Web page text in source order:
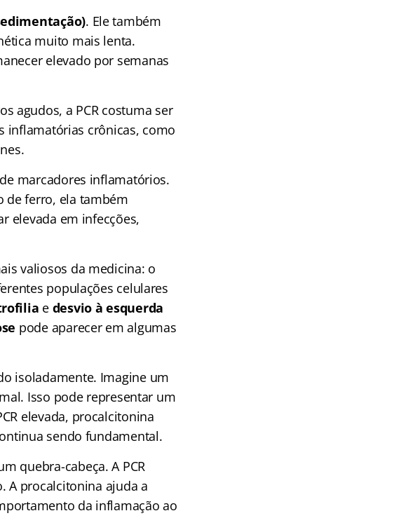
. Ele também
muito mais lenta.
elevado por semanas
agudos, a PCR costuma ser
inflamatórias crônicas, como
marcadores inflamatórios.
de ferro, ela também
elevada em infecções,
valiosos da medicina: o
populações celulares
e desvio à esquerda
pode aparecer em algumas
isoladamente. Imagine um
Isso pode representar um
elevada, procalcitonina
sendo fundamental.
quebra-cabeça. A PCR
A procalcitonina ajuda a
da inflamação ao